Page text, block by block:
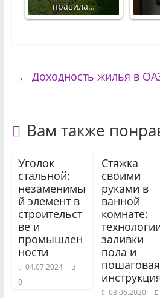
правила…
← Доходность жилья в
Вам также
Уголок
стальной:
незаменимы
й элемент в
строительст
ве и
промышлен
ности
04.07.2024
0
Стяжка
своими
руками в
ванной
комнате:
заливки
пола и
пошаговая
03.06.2020